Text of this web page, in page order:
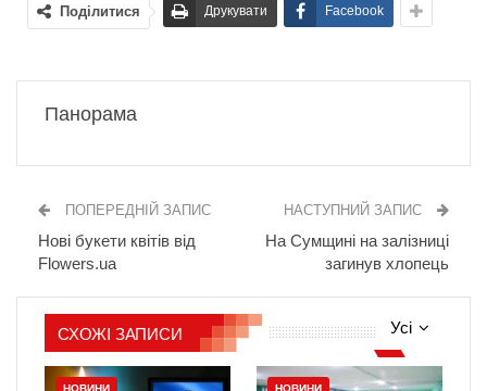
Поділитися Друкувати Facebook
Панорама
ПОПЕРЕДНІЙ ЗАПИС
Нові букети квітів від
Flowers.ua
НАСТУПНИЙ ЗАПИС
На Сумщині на залізниці
загинув хлопець
Усі
СХОЖІ ЗАПИСИ
НОВИНИ НОВИНИ